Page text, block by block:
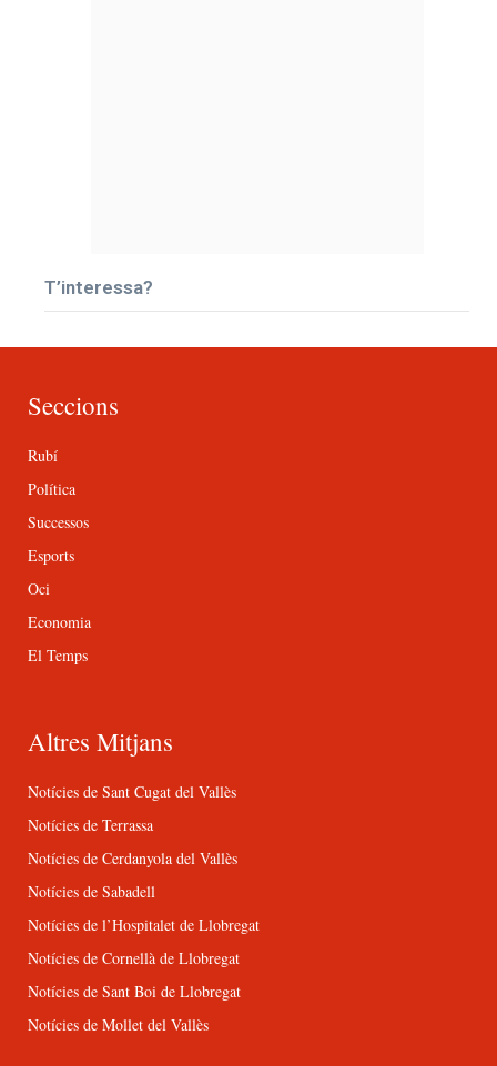
T’interessa?
Seccions
Rubí
Política
Successos
Esports
Oci
Economia
El Temps
Altres Mitjans
Notícies de Sant Cugat del Vallès
Notícies de Terrassa
Notícies de Cerdanyola del Vallès
Notícies de Sabadell
Notícies de l’Hospitalet de Llobregat
Notícies de Cornellà de Llobregat
Notícies de Sant Boi de Llobregat
Notícies de Mollet del Vallès